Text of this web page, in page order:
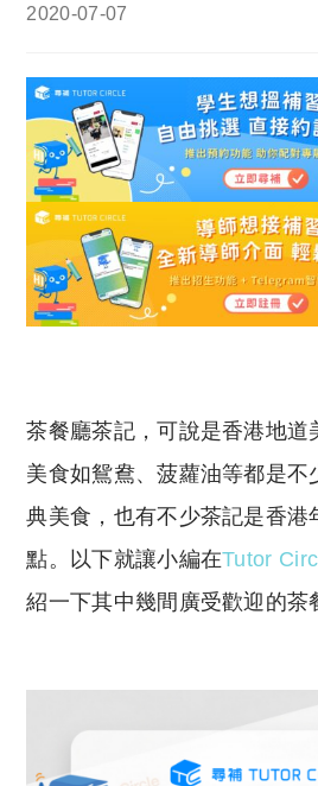
Post
2020-07-07
茶餐廳茶記，可說是香港地道
美食如鴛鴦、菠蘿油等都是不
典美食，也有不少茶記是香港
點。以下就讓小編在Tutor
紹一下其中幾間廣受歡迎的茶